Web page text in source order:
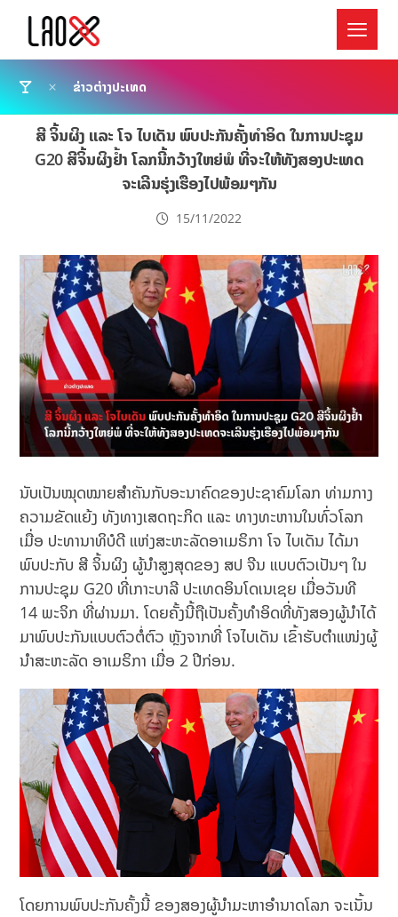
ຂ່າວຕ່າງປະເທດ
ສີ ຈິ້ນຜິງ ແລະ ໂຈ ໄບເດັນ ພົບປະກັນຄັ້ງທຳອິດ ໃນການປະຊຸມ
G20 ສີຈິ້ນຜິງຢໍ້າ ໂລກນີ້ກວ້າງໃຫຍ່ພໍ ທີ່ຈະໃຫ້ທັງສອງປະເທດ
ຈະເລີນຮຸ່ງເຮືອງໄປພ້ອມໆກັນ
15/11/2022
ນັບເປັນໝຸດໝາຍສຳຄັນກັບອະນາຄົດຂອງປະຊາຄົມໂລກ ທ່າມກາງ
ຄວາມຂັດແຍ້ງ ທັງທາງເສດຖະກິດ ແລະ ທາງທະຫານໃນທົ່ວໂລກ
ເມື່ອ ປະທານາທິບໍດີ ແຫ່ງສະຫະລັດອາເມຣິກາ ໂຈ ໄບເດັນ ໄດ້ມາ
ພົບປະກັບ ສີ ຈິ້ນຜິງ ຜູ້ນຳສູງສຸດຂອງ ສປ ຈີນ ແບບຕົວເປັນໆ ໃນ
ການປະຊຸມ G20 ທີ່ເກາະບາລີ ປະເທດອິນໂດເນເຊຍ ເມື່ອວັນທີ
14 ​ພະຈິກ ທີ່ຜ່ານມາ. ໂດຍຄັ້ງນີ້ຖືເປັນຄັ້ງທຳອິດທີ່ທັງສອງຜູ້ນຳໄດ້
ມາພົບປະກັນແບບຕົວຕໍ່ຕົວ ຫຼັງຈາກທີ່ ໂຈໄບເດັນ ເຂົ້າຮັບຕຳແໜ່ງຜູ້
ນຳສະຫະລັດ ອາເມຣິກາ ເມື່ອ 2 ປີກ່ອນ.
ໂດຍການພົບປະກັນຄັ້ງນີ້ ຂອງສອງຜູ້ນຳມະຫາອຳນາດໂລກ ຈະເນັ້ນ